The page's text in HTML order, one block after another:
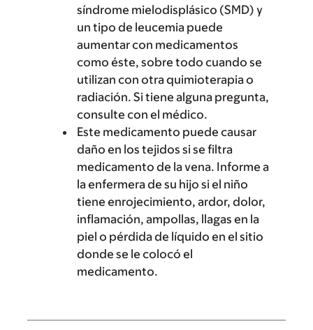
síndrome mielodisplásico (SMD) y
un tipo de leucemia puede
aumentar con medicamentos
como éste, sobre todo cuando se
utilizan con otra quimioterapia o
radiación. Si tiene alguna pregunta,
consulte con el médico.
Este medicamento puede causar
daño en los tejidos si se filtra
medicamento de la vena. Informe a
la enfermera de su hijo si el niño
tiene enrojecimiento, ardor, dolor,
inflamación, ampollas, llagas en la
piel o pérdida de líquido en el sitio
donde se le colocó el
medicamento.